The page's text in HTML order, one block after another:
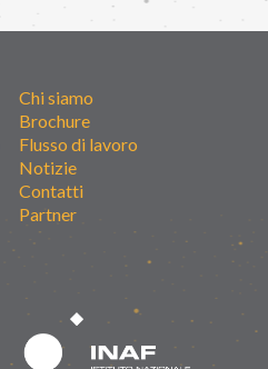
Chi siamo
Brochure
Flusso di lavoro
Notizie
Contatti
Partner